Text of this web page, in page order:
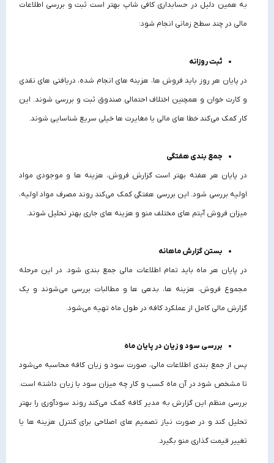
به همین دلیل در حسابداری کافی شاپ بهتر است ثبت و بررسی اطلاعات
مالی در چند سطح زمانی انجام شود:
ثبت روزانه
در پایان هر روز باید فروش‌ ها، هزینه‌ های انجام‌ شده، دریافتی‌ های نقدی
و کارت‌ خوان و همچنین اختلاف احتمالی صندوق ثبت و بررسی شوند. این
کار کمک می‌کند خطا های مالی یا مغایرت‌ ها خیلی سریع شناسایی شوند.
جمع‌ بندی هفتگی
در پایان هر هفته بهتر است گزارش فروش، هزینه‌ ها و موجودی مواد
اولیه بررسی شود. این بررسی هفتگی کمک می‌کند روند مصرف مواد اولیه،
میزان فروش آیتم‌ های مختلف منو و هزینه‌ های جاری بهتر تحلیل شوند.
بستن گزارش ماهانه
در پایان هر ماه باید تمام اطلاعات مالی جمع‌ بندی شود. در این مرحله
مجموع فروش، هزینه‌ ها، بدهی‌ ها و مطالبات بررسی می‌شوند و یک
گزارش مالی کامل از عملکرد کافه در طول ماه تهیه می‌شود.
بررسی سود و زیان در پایان ماه
پس از جمع‌ بندی اطلاعات مالی، صورت سود و زیان کافه محاسبه می‌شود
تا مشخص شود در آن ماه کسب‌ و کار چه میزان سود یا زیان داشته است.
بررسی منظم این گزارش به مدیر کافه کمک می‌کند روند سودآوری را بهتر
تحلیل کند و در صورت نیاز تصمیم‌ های اصلاحی برای کنترل هزینه‌ ها یا
تغییر قیمت‌ گذاری منو بگیرد.